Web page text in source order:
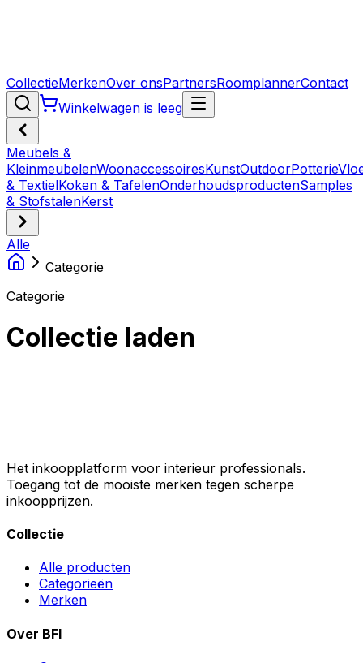
CollectieMerkenOver onsPartnersRoomplannerContact
Winkelwagen is leeg
Meubels &
KleinmeubelenWoonaccessoiresKunstOutdoorPotterie
& TextielKoken & TafelenOnderhoudsproductenSamples
& StofstalenKerst
Alle
Categorie
Categorie
Collectie laden
Het inkoopplatform voor interieur professionals.
Toegang tot de mooiste merken tegen scherpe
inkoopprijzen.
Collectie
Alle producten
Categorieën
Merken
Over BFI